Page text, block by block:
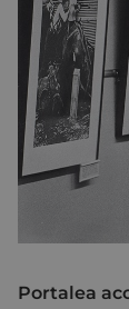
Portalea